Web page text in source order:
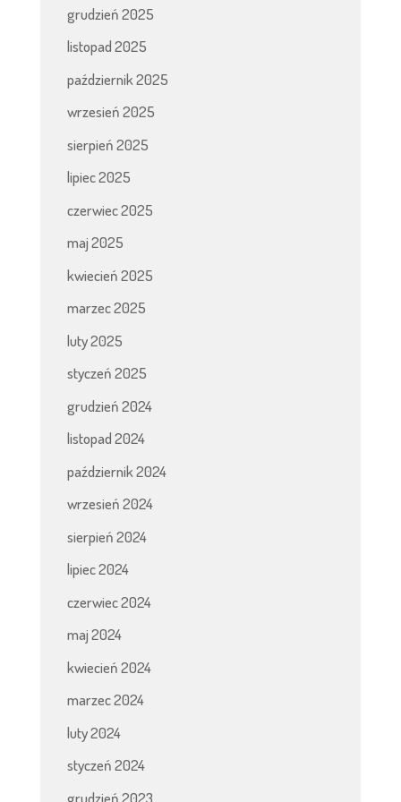
grudzień 2025
listopad 2025
październik 2025
wrzesień 2025
sierpień 2025
lipiec 2025
czerwiec 2025
maj 2025
kwiecień 2025
marzec 2025
luty 2025
styczeń 2025
grudzień 2024
listopad 2024
październik 2024
wrzesień 2024
sierpień 2024
lipiec 2024
czerwiec 2024
maj 2024
kwiecień 2024
marzec 2024
luty 2024
styczeń 2024
grudzień 2023